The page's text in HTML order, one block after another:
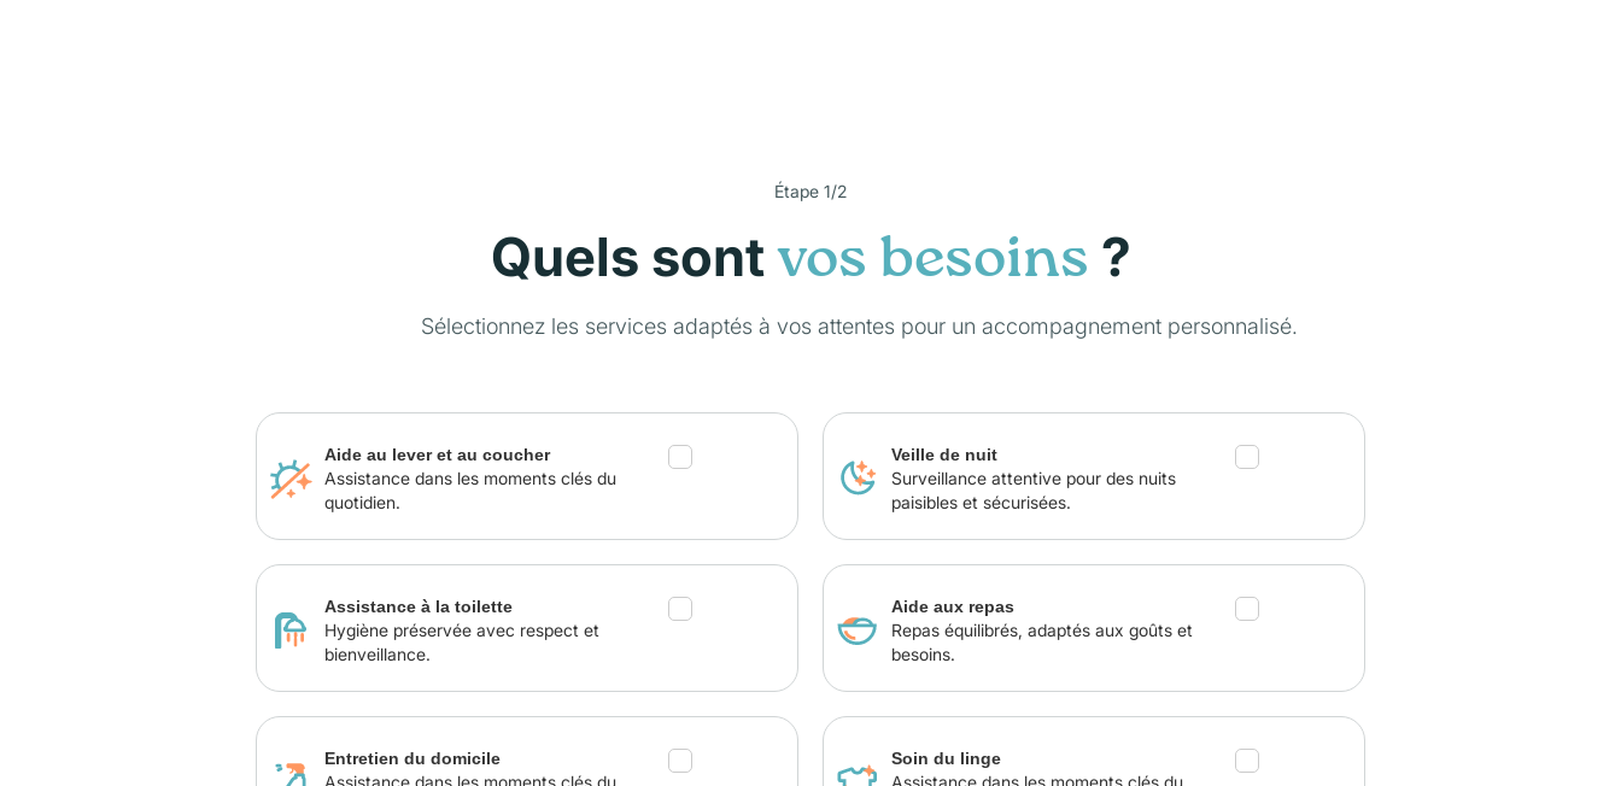
Étape 1/2
Quels sont vos besoins ?
Sélectionnez les services adaptés à vos attentes pour un accompagnement personnalisé.
Aide au lever et au coucher
Assistance dans les moments clés du
quotidien.
Veille de nuit
Surveillance attentive pour des nuits
paisibles et sécurisées.
Assistance à la toilette
Hygiène préservée avec respect et
bienveillance.
Aide aux repas
Repas équilibrés, adaptés aux goûts et
besoins.
Entretien du domicile
Assistance dans les moments clés du
Soin du linge
Assistance dans les moments clés du